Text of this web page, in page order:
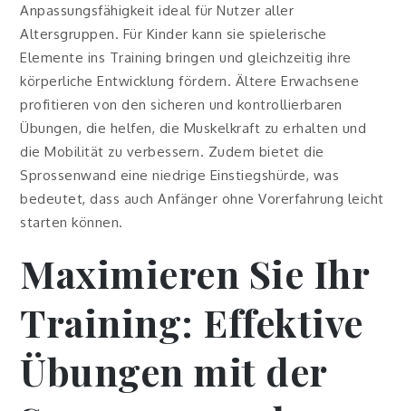
Anpassungsfähigkeit ideal für Nutzer aller
Altersgruppen. Für Kinder kann sie spielerische
Elemente ins Training bringen und gleichzeitig ihre
körperliche Entwicklung fördern. Ältere Erwachsene
profitieren von den sicheren und kontrollierbaren
Übungen, die helfen, die Muskelkraft zu erhalten und
die Mobilität zu verbessern. Zudem bietet die
Sprossenwand eine niedrige Einstiegshürde, was
bedeutet, dass auch Anfänger ohne Vorerfahrung leicht
starten können.
Maximieren Sie Ihr
Training: Effektive
Übungen mit der